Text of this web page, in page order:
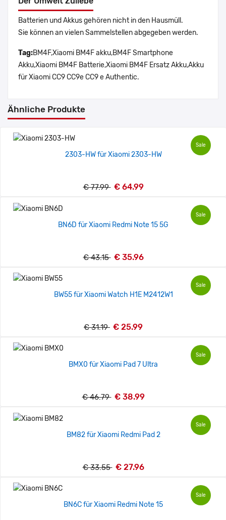
Batterien und Akkus gehören nicht in den Hausmüll.
Sie können an vielen Sammelstellen abgegeben werden.
Tag:BM4F,Xiaomi BM4F akku,BM4F Smartphone
Akku,Xiaomi BM4F Batterie,Xiaomi BM4F Ersatz Akku,Akku
für Xiaomi CC9 CC9e CC9 e Authentic.
Ähnliche Produkte
Sale
2303-HW für Xiaomi 2303-HW
€ 77.99 € 64.99
Sale
BN6D für Xiaomi Redmi Note 15 5G
€ 43.15 € 35.96
Sale
BW55 für Xiaomi Watch H1E M2412W1
€ 31.19 € 25.99
Sale
BMX0 für Xiaomi Pad 7 Ultra
€ 46.79 € 38.99
Sale
BM82 für Xiaomi Redmi Pad 2
€ 33.55 € 27.96
Sale
BN6C für Xiaomi Redmi Note 15